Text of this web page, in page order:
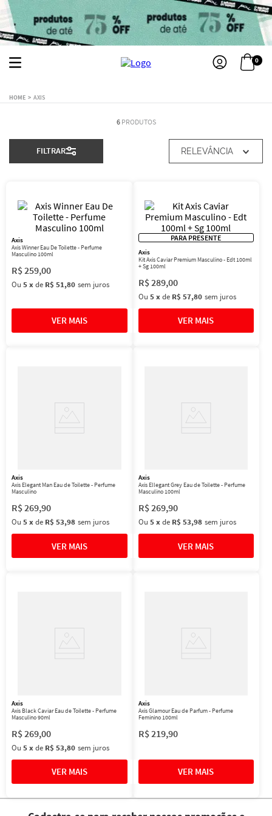
0
AXIS
6 PRODUTOS
FILTRAR RELEVÂNCIA
Axis
Axis Winner Eau De Toilette - Perfume
Masculino 100ml
R$259,00
Ou 5xde R$ 51,80 sem juros
PARA PRESENTE
Axis
Kit Axis Caviar Premium Masculino - Edt 100ml
+ Sg 100ml
R$289,00
Ou 5 xde R$ 57,80 sem juros
Axis
Axis Elegant Man Eau de Toilette - Perfume
Masculino
R$269,90
Ou 5xde R$ 53,98 sem juros
Axis
Axis Ellegant Grey Eau de Toilette - Perfume
Masculino 100ml
R$269,90
Ou 5 xde R$ 53,98 sem juros
Axis
Axis Black Caviar Eau de Toilette - Perfume
Masculino 90ml
R$269,00
Ou 5xde R$ 53,80 sem juros
Axis
Axis Glamour Eau de Parfum - Perfume
Feminino 100ml
R$219,90